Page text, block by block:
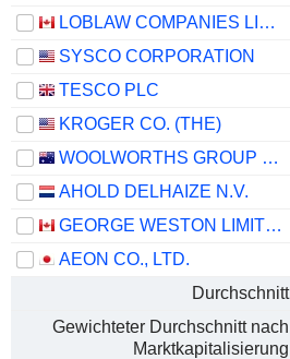
LOBLAW COMPANIES LIMITED
SYSCO CORPORATION
TESCO PLC
KROGER CO. (THE)
WOOLWORTHS GROUP LIMITED
AHOLD DELHAIZE N.V.
GEORGE WESTON LIMITED
AEON CO., LTD.
Durchschnitt
Gewichteter Durchschnitt nach
Marktkapitalisierung